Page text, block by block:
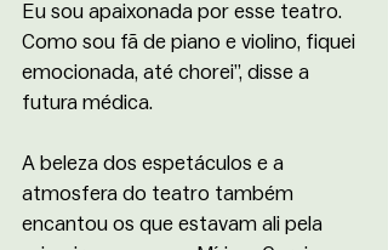
Eu sou apaixonada por esse teatro.
Como sou fã de piano e violino, fiquei
emocionada, até chorei”, disse a
futura médica.
A beleza dos espetáculos e a
atmosfera do teatro também
encantou os que estavam ali pela